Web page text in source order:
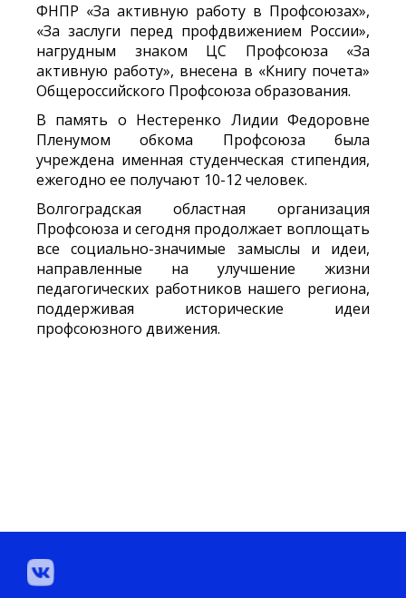
ФНПР «За активную работу в Профсоюзах»,
«За заслуги перед профдвижением России»,
нагрудным знаком ЦС Профсоюза «За
активную работу», внесена в «Книгу почета»
Общероссийского Профсоюза образования.
В память о Нестеренко Лидии Федоровне
Пленумом обкома Профсоюза была
учреждена именная студенческая стипендия,
ежегодно ее получают 10-12 человек.
Волгоградская областная организация
Профсоюза и сегодня продолжает воплощать
все социально-значимые замыслы и идеи,
направленные на улучшение жизни
педагогических работников нашего региона,
поддерживая исторические идеи
профсоюзного движения.